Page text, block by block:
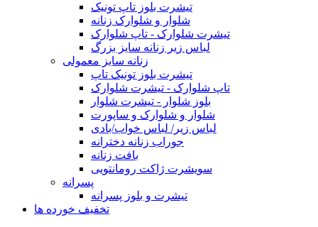
تیشرت بلوز تاپ تونیک
شلوار و شلوارک زنانه
تیشرت شلوارک - تاپ شلوارک
لباس زیر زنانه سایز بزرگ
زنانه سایز معمولی
تیشرت بلوز تونیک تاپ
تاپ شلوارک - تیشرت شلوارک
بلوز شلوار - تیشرت شلوار
شلوار و شلوارک و ساپورت
لباس زیر/ لباس خواب/بادی
جوراب زنانه دخترانه
بافت زنانه
سویشرت ژاکت رومانتویی
پسرانه
تیشرت و بلوز پسرانه
تخفیف خورده ها